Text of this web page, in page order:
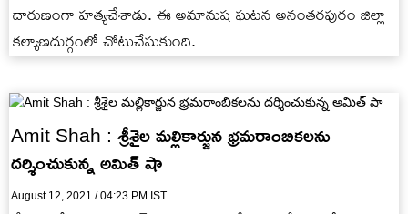
దారుణంగా హత్యచేశాడు. ఈ అమానుష ఘటన అనంతరపురం జిల్లా
కల్యాణదుర్గంలో చోటుచేసుకుంది.
Amit Shah : శ్రీశైల మల్లికార్జున భ్రమరాంబికలను
దర్శించుకున్న అమిత్ షా
August 12, 2021 / 04:23 PM IST